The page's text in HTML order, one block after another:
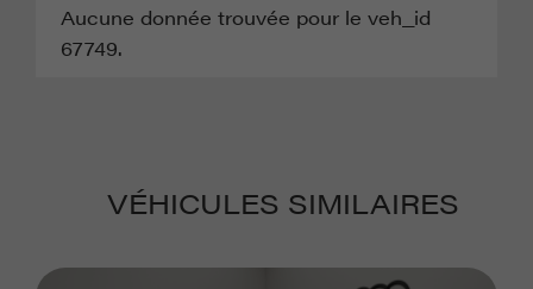
Aucune donnée trouvée pour le veh_id
67749.
VÉHICULES SIMILAIRES